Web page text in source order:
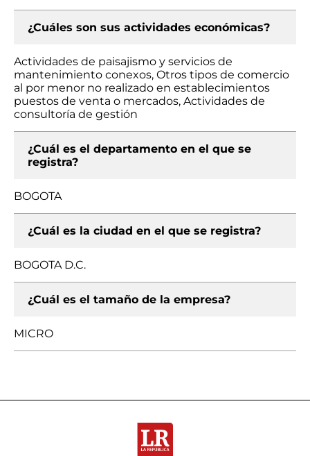
¿Cuáles son sus actividades económicas?
Actividades de paisajismo y servicios de
mantenimiento conexos, Otros tipos de comercio
al por menor no realizado en establecimientos
puestos de venta o mercados, Actividades de
consultoría de gestión
¿Cuál es el departamento en el que se
registra?
BOGOTA
¿Cuál es la ciudad en el que se registra?
BOGOTA D.C.
¿Cuál es el tamaño de la empresa?
MICRO